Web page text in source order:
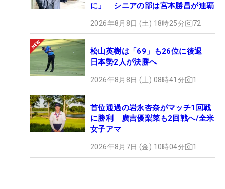
に」 シニアの部は宮本勝昌が連覇
2026年8月8日 (土) 18時25分 72
松山英樹は「69」も26位に後退
日本勢2人が決勝へ
2026年8月8日 (土) 08時41分 1
首位通過の岩永杏奈がマッチ1回戦
に勝利 廣吉優梨菜も2回戦へ/全米
女子アマ
2026年8月7日 (金) 10時04分 1